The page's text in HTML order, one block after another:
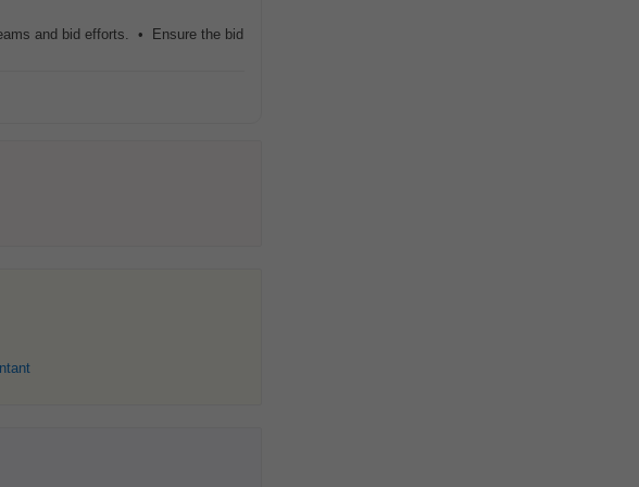
and bid efforts. • Ensure the bid